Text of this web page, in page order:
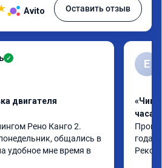
Avito Оставить отзыв
✓
двигателя
Рено Канго 2.
общались в
удобное мне время в
Е
«Чип
часа»
года.